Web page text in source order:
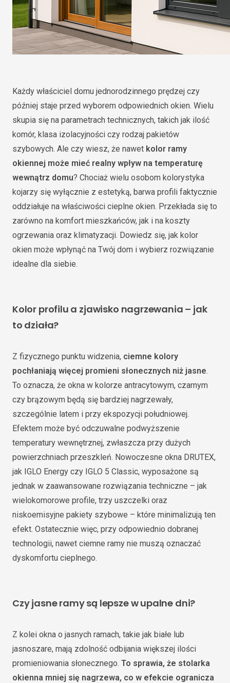
Każdy właściciel domu jednorodzinnego prędzej czy
później staje przed wyborem odpowiednich okien. Wielu
skupia się na parametrach technicznych, takich jak ilość
komór, klasa izolacyjności czy rodzaj pakietów
szybowych. Ale czy wiesz, że nawet kolor ramy
okiennej może mieć realny wpływ na temperaturę
wewnątrz domu? Chociaż wielu osobom kolorystyka
kojarzy się wyłącznie z estetyką, barwa profili faktycznie
oddziałuje na właściwości cieplne okien. Przekłada się to
zarówno na komfort mieszkańców, jak i na koszty
ogrzewania oraz klimatyzacji. Dowiedz się, jak kolor
okien może wpłynąć na Twój dom i wybierz rozwiązanie
idealne dla siebie.
Kolor profilu a zjawisko nagrzewania – jak
to działa?
Z fizycznego punktu widzenia, ciemne kolory
pochłaniają więcej promieni słonecznych niż jasne.
To oznacza, że okna w kolorze antracytowym, czarnym
czy brązowym będą się bardziej nagrzewały,
szczególnie latem i przy ekspozycji południowej.
Efektem może być odczuwalne podwyższenie
temperatury wewnętrznej, zwłaszcza przy dużych
powierzchniach przeszkleń. Nowoczesne okna DRUTEX,
jak IGLO Energy czy IGLO 5 Classic, wyposażone są
jednak w zaawansowane rozwiązania techniczne – jak
wielokomorowe profile, trzy uszczelki oraz
niskoemisyjne pakiety szybowe – które minimalizują ten
efekt. Ostatecznie więc, przy odpowiednio dobranej
technologii, nawet ciemne ramy nie muszą oznaczać
dyskomfortu cieplnego.
Czy jasne ramy są lepsze w upalne dni?
Z kolei okna o jasnych ramach, takie jak białe lub
jasnoszare, mają zdolność odbijania większej ilości
promieniowania słonecznego. To sprawia, że stolarka
okienna mniej się nagrzewa, co w efekcie ogranicza